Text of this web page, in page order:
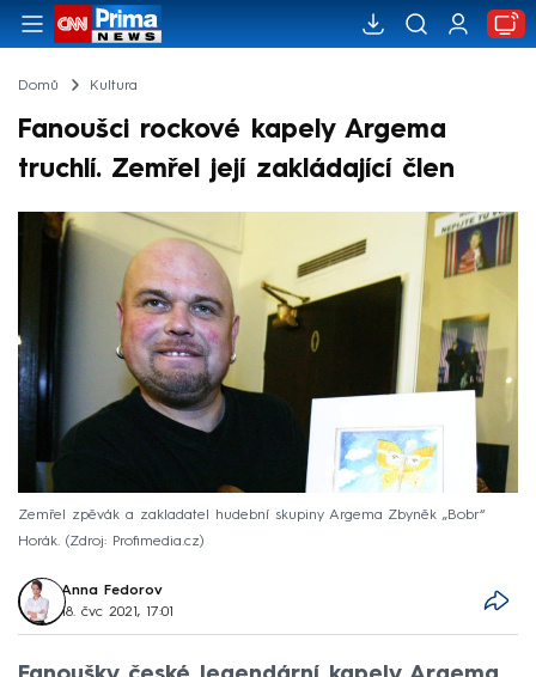
Domů Kultura
Fanoušci rockové kapely Argema
truchlí. Zemřel její zakládající člen
Zemřel zpěvák a zakladatel hudební skupiny Argema Zbyněk „Bobr“
Horák.
Zdroj: Profimedia.cz
Anna Fedorov
18. čvc 2021, 17:01